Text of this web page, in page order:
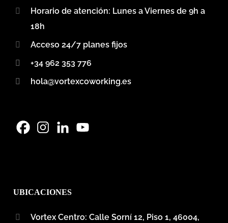
Horario de atención: Lunes a Viernes de 9h a
18h
Acceso 24/7 planes fijos
+34 962 353 776
hola@vortexcoworking.es
UBICACIONES
Vortex Centro: Calle Sorní 12, Piso 1, 46004,